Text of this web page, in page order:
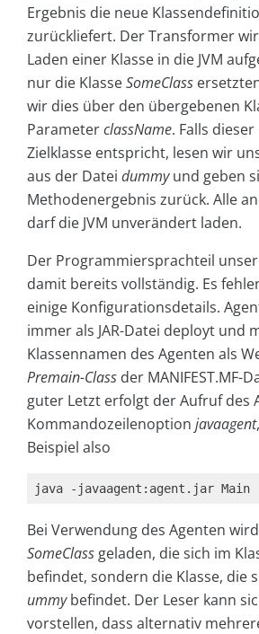
Ergebnis die neue
zurückliefert. Der Transformer
Laden einer Klasse in die JVM
nur die KlasseSomeClass
wir dies über den übergebenen
ParameterclassName. Falls
Zielklasse entspricht, lesen wir
aus der Datei dummy und geben
Methodenergebnis zurück. Alle
darf die JVM unverändert laden.
Der Programmiersprachteil
damit bereits vollständig. Es
einige Konfigurationsdetails.
immer als JAR-Datei deployt und
Klassennamen des Agenten als
Premain-Class der MANIFEST.MF-
guter Letzt erfolgt der Aufruf des
Kommandozeilenoption javaagent
Beispiel also
java -javaagent:agent.jar Main
Bei Verwendung des Agenten
SomeClass geladen, die sich im
befindet, sondern die Klasse, die
ummy befindet. Der Leser kann
vorstellen, dass alternativ